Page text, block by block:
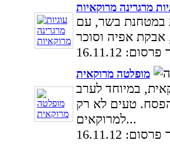
מרגרינה מרוקאיות
במטחנת בשר, עם
16.11.12
מופלטה מרוקאית
במיוחד לערב
טעים לא רק
למרוקאים...
16.11.12